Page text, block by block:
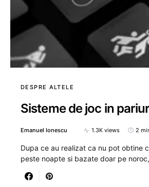
DESPRE ALTELE
Sisteme de joc in
Emanuel Ionescu 1.3K views 2
Dupa ce au realizat ca nu pot obtine
peste noapte si bazate doar pe